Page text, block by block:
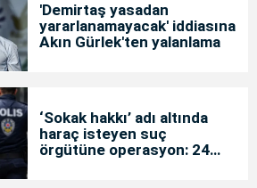
'Demirtaş yasadan
yararlanamayacak' iddiasına
Akın Gürlek'ten yalanlama
‘Sokak hakkı’ adı altında
haraç isteyen suç
örgütüne operasyon: 24